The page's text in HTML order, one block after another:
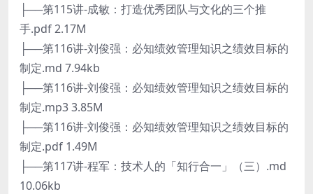
├──第115讲-成敏：打造优秀团队与文化的三个推
手.pdf 2.17M
├──第116讲-刘俊强：必知绩效管理知识之绩效目标的
制定.md 7.94kb
├──第116讲-刘俊强：必知绩效管理知识之绩效目标的
制定.mp3 3.85M
├──第116讲-刘俊强：必知绩效管理知识之绩效目标的
制定.pdf 1.49M
├──第117讲-程军：技术人的「知行合一」（三）.md
10.06kb